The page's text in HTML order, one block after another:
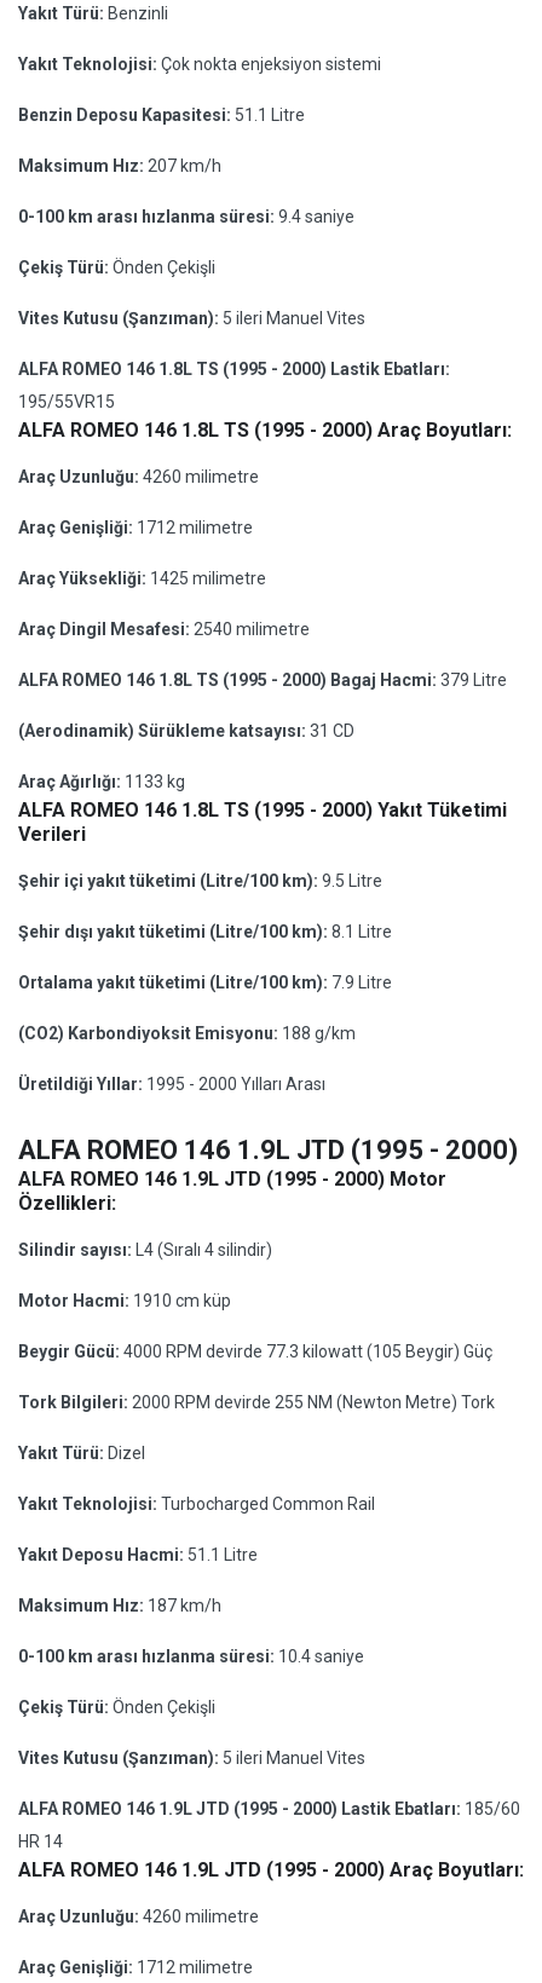
Yakıt Türü: Benzinli
Yakıt Teknolojisi: Çok nokta enjeksiyon sistemi
Benzin Deposu Kapasitesi: 51.1 Litre
Maksimum Hız: 207 km/h
0-100 km arası hızlanma süresi: 9.4 saniye
Çekiş Türü: Önden Çekişli
Vites Kutusu (Şanzıman): 5 ileri Manuel Vites
ALFA ROMEO 146 1.8L TS (1995 - 2000) Lastik Ebatları:
195/55VR15
ALFA ROMEO 146 1.8L TS (1995 - 2000) Araç Boyutları:
Araç Uzunluğu: 4260 milimetre
Araç Genişliği: 1712 milimetre
Araç Yüksekliği: 1425 milimetre
Araç Dingil Mesafesi: 2540 milimetre
ALFA ROMEO 146 1.8L TS (1995 - 2000) Bagaj Hacmi: 379 Litre
(Aerodinamik) Sürükleme katsayısı: 31 CD
Araç Ağırlığı: 1133 kg
ALFA ROMEO 146 1.8L TS (1995 - 2000) Yakıt Tüketimi
Verileri
Şehir içi yakıt tüketimi (Litre/100 km): 9.5 Litre
Şehir dışı yakıt tüketimi (Litre/100 km): 8.1 Litre
Ortalama yakıt tüketimi (Litre/100 km): 7.9 Litre
(CO2) Karbondiyoksit Emisyonu: 188 g/km
Üretildiği Yıllar: 1995 - 2000 Yılları Arası
ALFA ROMEO 146 1.9L JTD (1995 - 2000)
ALFA ROMEO 146 1.9L JTD (1995 - 2000) Motor
Özellikleri:
Silindir sayısı: L4 (Sıralı 4 silindir)
Motor Hacmi: 1910 cm küp
Beygir Gücü: 4000 RPM devirde 77.3 kilowatt (105 Beygir) Güç
Tork Bilgileri: 2000 RPM devirde 255 NM (Newton Metre) Tork
Yakıt Türü: Dizel
Yakıt Teknolojisi: Turbocharged Common Rail
Yakıt Deposu Hacmi: 51.1 Litre
Maksimum Hız: 187 km/h
0-100 km arası hızlanma süresi: 10.4 saniye
Çekiş Türü: Önden Çekişli
Vites Kutusu (Şanzıman): 5 ileri Manuel Vites
ALFA ROMEO 146 1.9L JTD (1995 - 2000) Lastik Ebatları: 185/60
HR 14
ALFA ROMEO 146 1.9L JTD (1995 - 2000) Araç Boyutları:
Araç Uzunluğu: 4260 milimetre
Araç Genişliği: 1712 milimetre